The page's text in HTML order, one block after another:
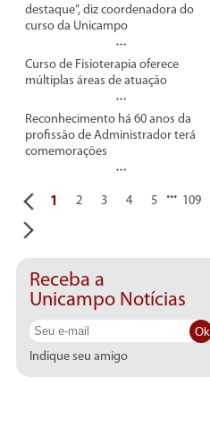
destaque”, diz coordenadora do
curso da Unicampo
Curso de Fisioterapia oferece
múltiplas áreas de atuação
Reconhecimento há 60 anos da
profissão de Administrador terá
comemorações
1 2 3 4 5 ... 109
Receba a
Unicampo Notícias
Ok
Indique seu amigo